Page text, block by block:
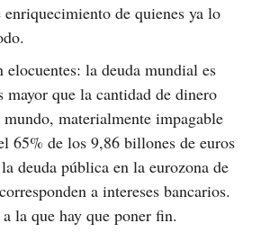
enriquecimiento de quienes ya lo
elocuentes: la deuda mundial es
mayor que la cantidad de dinero
materialmente impagable
65% de los 9,86 billones de euros
deuda pública en la eurozona de
a intereses bancarios.
la que hay que poner fin.